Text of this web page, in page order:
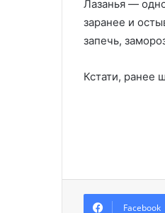
Лазанья —
заранее и
запечь,
Кстати, ранее
Facebook